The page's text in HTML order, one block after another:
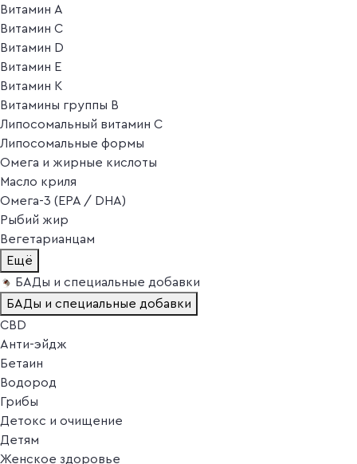
Витамин A
Витамин C
Витамин D
Витамин E
Витамин K
Витамины группы B
Липосомальный витамин C
Липосомальные формы
Омега и жирные кислоты
Масло криля
Омега-3 (EPA / DHA)
Рыбий жир
Вегетарианцам
Ещё
БАДы и специальные добавки
БАДы и специальные добавки
CBD
Анти-эйдж
Бетаин
Водород
Грибы
Детокс и очищение
Детям
Женское здоровье